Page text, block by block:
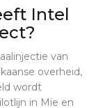
Intel
van
overheid,
wordt
in Mie en